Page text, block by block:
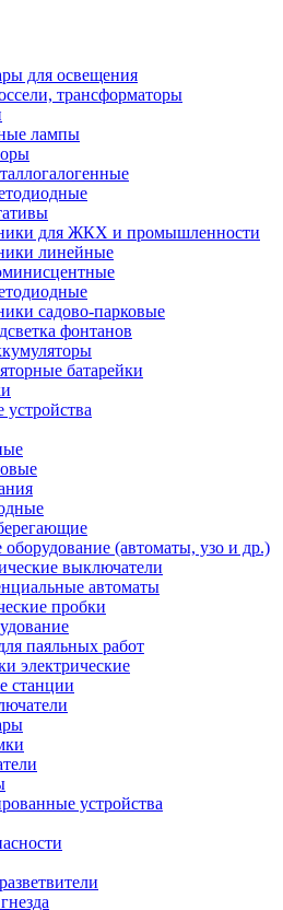
для освещения
трансформаторы
лампы
для ЖКХ и промышленности
линейные
садово-парковые
фонтанов
батарейки
устройства
оборудование (автоматы, узо и др.)
выключатели
автоматы
пробки
паяльных работ
электрические
станции
устройства